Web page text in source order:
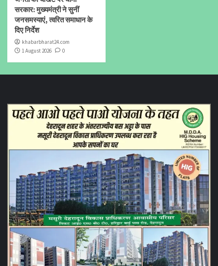
सरकार: मुख्यमंत्री ने सुनीं
जनसमस्याएं, त्वरित समाधान के
दिए निर्देश
khabarbharat24.com
1 August 2026
0